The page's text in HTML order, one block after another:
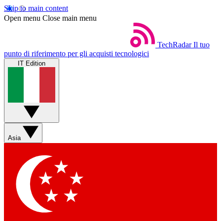
Skip to main content
Open menu Close main menu
TechRadar Il tuo
punto di riferimento per gli acquisti tecnologici
IT Edition
Asia